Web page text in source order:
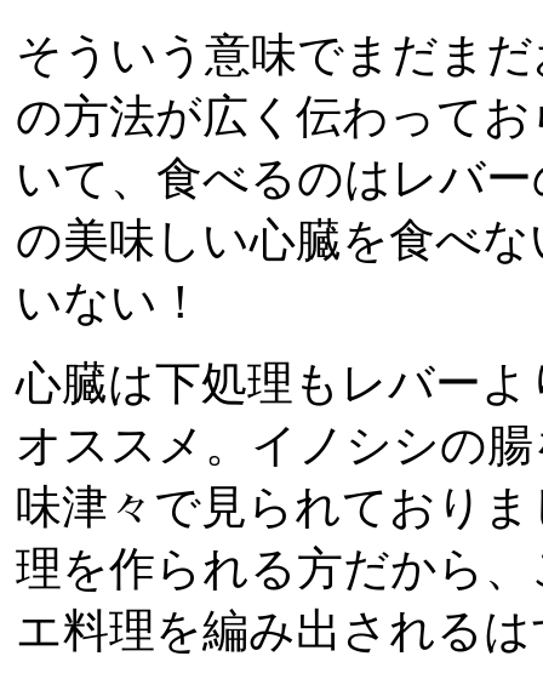
そういう意味でまだま
の方法が広く伝わって
いて、食べるのはレバ
の美味しい心臓を食べ
いない！
心臓は下処理もレバー
オススメ。イノシシの
味津々で見られており
理を作られる方だから
エ料理を編み出される